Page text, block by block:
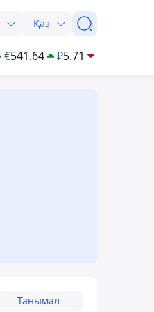
Қаз
€541.64 ₽5.71
Танымал